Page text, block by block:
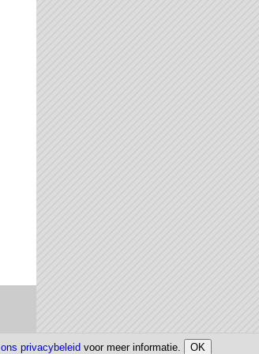
ons privacybeleid voor meer informatie.